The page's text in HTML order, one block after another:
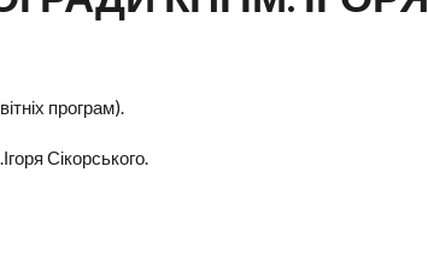
програм).
Сікорського.